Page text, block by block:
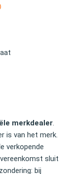
merkdealer
is van het merk.
verkopende
sluit
bij